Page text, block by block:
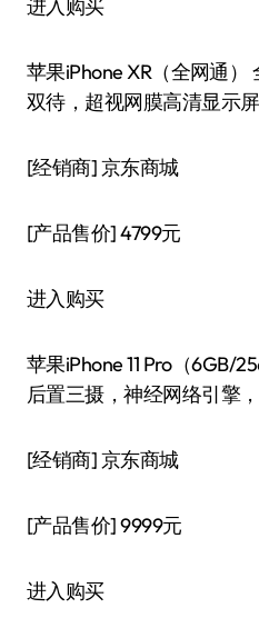
进入购买
苹果iPhone XR（全网通
双待，超视网膜高清显示屏
[经销商]京东商城
[产品售价]4799元
进入购买
苹果iPhone 11 Pro（6GB/
后置三摄，神经网络引擎
[经销商]京东商城
[产品售价]9999元
进入购买